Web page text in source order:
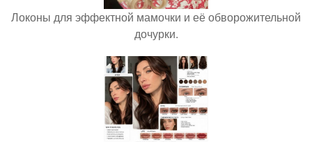
Локоны для эффектной мамочки и её обворожительной
дочурки.